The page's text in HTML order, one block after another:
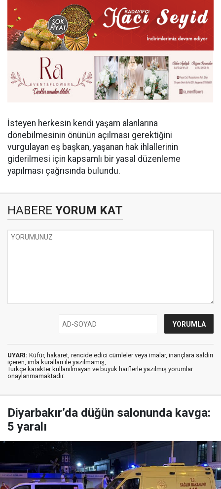
İsteyen herkesin kendi yaşam alanlarına
dönebilmesinin önünün açılması gerektiğini
vurgulayan eş başkan, yaşanan hak ihlallerinin
giderilmesi için kapsamlı bir yasal düzenleme
yapılması çağrısında bulundu.
HABERE YORUM KAT
UYARI: Küfür, hakaret, rencide edici cümleler veya imalar, inançlara saldırı
içeren, imla kuralları ile yazılmamış,
Türkçe karakter kullanılmayan ve büyük harflerle yazılmış yorumlar
onaylanmamaktadır.
Diyarbakır’da düğün salonunda kavga:
5 yaralı